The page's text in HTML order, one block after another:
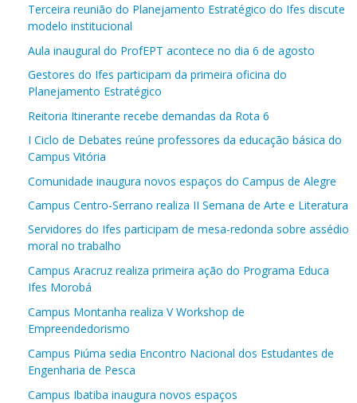
Terceira reunião do Planejamento Estratégico do Ifes discute
modelo institucional
Aula inaugural do ProfEPT acontece no dia 6 de agosto
Gestores do Ifes participam da primeira oficina do
Planejamento Estratégico
Reitoria Itinerante recebe demandas da Rota 6
I Ciclo de Debates reúne professores da educação básica do
Campus Vitória
Comunidade inaugura novos espaços do Campus de Alegre
Campus Centro-Serrano realiza II Semana de Arte e Literatura
Servidores do Ifes participam de mesa-redonda sobre assédio
moral no trabalho
Campus Aracruz realiza primeira ação do Programa Educa
Ifes Morobá
Campus Montanha realiza V Workshop de
Empreendedorismo
Campus Piúma sedia Encontro Nacional dos Estudantes de
Engenharia de Pesca
Campus Ibatiba inaugura novos espaços